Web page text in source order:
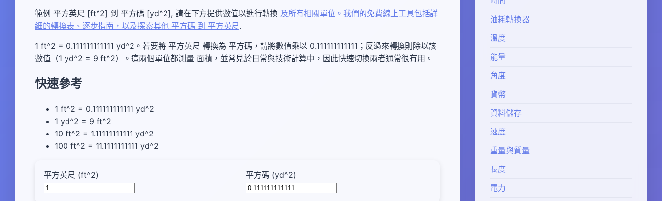
範例 平方英尺 [ft^2] 到 平方碼 [yd^2], 請在下方提供數值以進行轉換 及所有相關單位。我們的免費線上工具包括詳
細的轉換表、逐步指南，以及探索其他 平方碼 到 平方英尺.
1 ft^2 = 0.111111111111 yd^2。若要將 平方英尺 轉換為 平方碼，請將數值乘以 0.111111111111；反過來轉換則除以該
數值（1 yd^2 = 9 ft^2）。這兩個單位都測量 面積，並常見於日常與技術計算中，因此快速切換兩者通常很有用。
快速參考
1 ft^2 = 0.111111111111 yd^2
1 yd^2 = 9 ft^2
10 ft^2 = 1.11111111111 yd^2
100 ft^2 = 11.1111111111 yd^2
平方英尺 (ft^2) 平方碼 (yd^2)
油耗轉換器
溫度
能量
角度
貨幣
資料儲存
速度
重量與質量
長度
電力